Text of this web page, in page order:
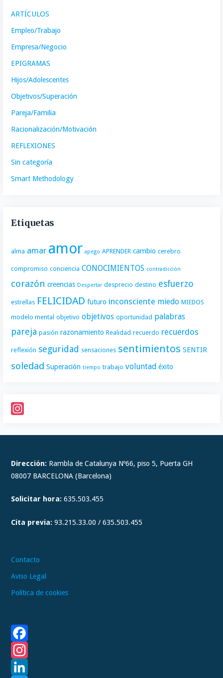
ARTÍCULOS
Empleo/Trabajo
Empresa/Negocio
EPIGRAMAS
Hijos/Adolescentes
Objetivos/Superación
Pareja/Familia
Racionalización/Motivación
REFLEXIONES
Sin categoría
Smart Methodology
Etiquetas
alma amar amor apego APRENDER cambio cerebro
compromiso conciencia CONOCIMIENTOS contradicción
corazón creencias Despertar desprecio destino esfuerzo
estrellas FELICIDAD futuro inconsciente miedo MIEDOS
modelo mental objetivo objetivos oportunidad palabras
pareja pasión razonamiento Realidad recuerdo recuerdos
reflexión seguridad sensaciones sentimientos SENTIR
soledad Superación tiempo trabajo voluntad éxito
n
t
a
r
m
Dirección: Rambla de Catalunya Nº66, piso 5, Puerta GH
08007 BARCELONA (Barcelona)
Solicitar hora: 635.503.455
Cita previa: 93.215.33.00 / 635.503.455
Contacto
Aviso Legal
Política de cookies
F
a